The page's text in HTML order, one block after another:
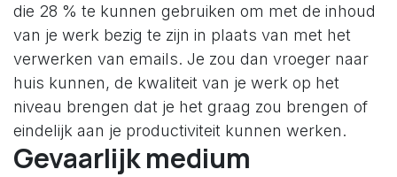
die 28 % te kunnen gebruiken om met de inhoud
van je werk bezig te zijn in plaats van met het
verwerken van emails. Je zou dan vroeger naar
huis kunnen, de kwaliteit van je werk op het
niveau brengen dat je het graag zou brengen of
eindelijk aan je productiviteit kunnen werken.
Gevaarlijk medium